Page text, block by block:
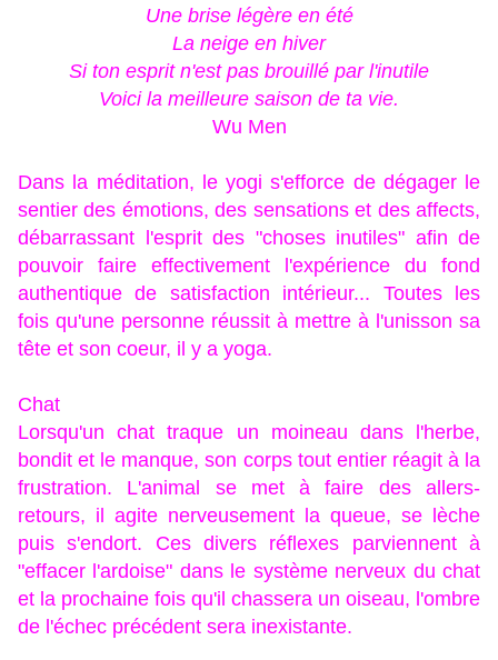
Une brise légère en été
La neige en hiver
Si ton esprit n'est pas brouillé par l'inutile
Voici la meilleure saison de ta vie.
Wu Men
Dans la méditation, le yogi s'efforce de dégager le
sentier des émotions, des sensations et des affects,
débarrassant l'esprit des "choses inutiles" afin de
pouvoir faire effectivement l'expérience du fond
authentique de satisfaction intérieur... Toutes les
fois qu'une personne réussit à mettre à l'unisson sa
tête et son coeur, il y a yoga.
Chat
Lorsqu'un chat traque un moineau dans l'herbe,
bondit et le manque, son corps tout entier réagit à la
frustration. L'animal se met à faire des allers-
retours, il agite nerveusement la queue, se lèche
puis s'endort. Ces divers réflexes parviennent à
"effacer l'ardoise" dans le système nerveux du chat
et la prochaine fois qu'il chassera un oiseau, l'ombre
de l'échec précédent sera inexistante.